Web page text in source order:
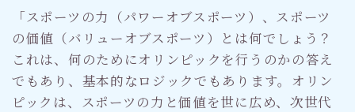
「スポーツの力（パワーオブスポーツ）、スポーツ
の価値（バリューオブスポーツ）とは何でしょう？
これは、何のためにオリンピックを行うのかの答え
でもあり、基本的なロジックでもあります。オリン
ピックは、スポーツの力と価値を世に広め、次世代